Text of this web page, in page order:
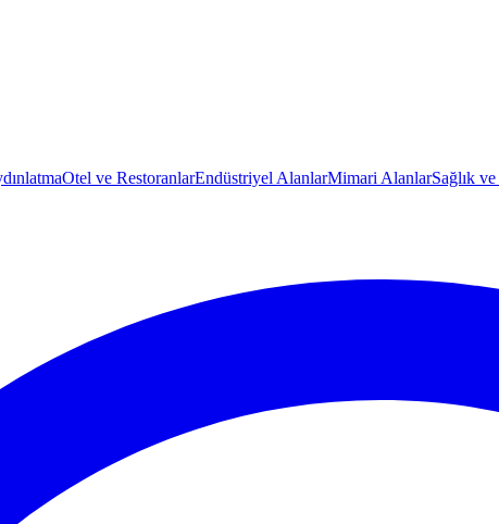
Otel ve RestoranlarEndüstriyel AlanlarMimari AlanlarSağlık